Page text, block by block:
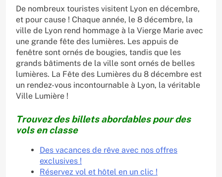
De nombreux touristes visitent Lyon en décembre,
et pour cause ! Chaque année, le 8 décembre, la
ville de Lyon rend hommage à la Vierge Marie avec
une grande fête des lumières. Les appuis de
fenêtre sont ornés de bougies, tandis que les
grands bâtiments de la ville sont ornés de belles
lumières. La Fête des Lumières du 8 décembre est
un rendez-vous incontournable à Lyon, la véritable
Ville Lumière !
Trouvez des billets abordables pour des
vols en classe
Des vacances de rêve avec nos offres
exclusives !
Réservez vol et hôtel en un clic !